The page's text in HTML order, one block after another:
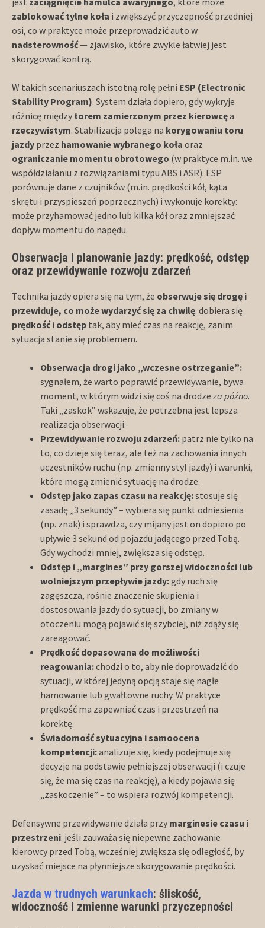
zablokować tylne koła i zwiększyć przyczepność przedniej
osi, co w praktyce może przeprowadzić auto w
nadsterowność— zjawisko, które zwykle łatwiej jest
skorygować kontrą.
W takich scenariuszach istotną rolę pełni ESP (Electronic
Stability Program). System działa dopiero, gdy wykryje
różnicę między torem zamierzonym przez kierowcęa
rzeczywistym. Stabilizacja polega na korygowaniu toru
jazdy przez hamowanie wybranego koła oraz
ograniczanie momentu obrotowego (w praktyce m.in. we
współdziałaniu z rozwiązaniami typu ABS i ASR). ESP
porównuje dane z czujników (m.in. prędkości kół, kąta
skrętu i przyspieszeń poprzecznych) i wykonuje korekty:
może przyhamować jedno lub kilka kół oraz zmniejszać
dopływ momentu do napędu.
Obserwacja i planowanie jazdy: prędkość, odstęp
oraz przewidywanie rozwoju zdarzeń
Technika jazdy opiera się na tym, że obserwuje się drogę i
przewiduje, co może wydarzyć się za chwilę. dobiera się
prędkośći odstęp tak, aby mieć czas na reakcję, zanim
sytuacja stanie się problemem.
Obserwacja drogi jako „wczesne ostrzeganie”:
sygnałem, że warto poprawić przewidywanie, bywa
moment, w którym widzi się coś na drodze za późno.
Taki „zaskok” wskazuje, że potrzebna jest lepsza
realizacja obserwacji.
Przewidywanie rozwoju zdarzeń: patrz nie tylko na
to, co dzieje się teraz, ale też na zachowania innych
uczestników ruchu (np. zmienny styl jazdy) i warunki,
które mogą zmienić sytuację na drodze.
Odstęp jako zapas czasu na reakcję:stosuje się
zasadę „3 sekundy” – wybiera się punkt odniesienia
(np. znak) i sprawdza, czy mijany jest on dopiero po
upływie 3 sekund od pojazdu jadącego przed Tobą.
Gdy wychodzi mniej, zwiększa się odstęp.
Odstęp i „margines” przy gorszej widoczności lub
wolniejszym przepływie jazdy:gdy ruch się
zagęszcza, rośnie znaczenie skupienia i
dostosowania jazdy do sytuacji, bo zmiany w
otoczeniu mogą pojawić się szybciej, niż zdąży się
zareagować.
Prędkość dopasowana do możliwości
reagowania:chodzi o to, aby nie doprowadzić do
sytuacji, w której jedyną opcją staje się nagłe
hamowanie lub gwałtowne ruchy. W praktyce
prędkość ma zapewniać czas i przestrzeń na
korektę.
Świadomość sytuacyjna i samoocena
kompetencji:analizuje się, kiedy podejmuje się
decyzje na podstawie pełniejszej obserwacji (i czuje
się, że ma się czas na reakcję), a kiedy pojawia się
„zaskoczenie” – to wspiera rozwój kompetencji.
Defensywne przewidywanie działa przy marginesie czasu i
przestrzeni: jeśli zauważa się niepewne zachowanie
kierowcy przed Tobą, wcześniej zwiększa się odległość, by
uzyskać miejsce na płynniejsze skorygowanie prędkości.
Jazda w trudnych warunkach: śliskość,
widoczność i zmienne warunki przyczepności